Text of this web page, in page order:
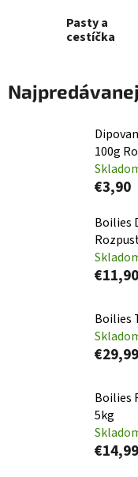
Pasty a
cestíčka
100g
€3,90
Boilies
€11,90
Boilies
€29,99
Boilies
5kg
€14,99